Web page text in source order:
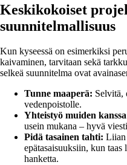
Keskikokoiset
suunnitelmallisuus
Kun kyseessä on esimerkiksi
kaivaminen, tarvitaan sekä
selkeä suunnitelma ovat
Tunne maaperä: Selvitä,
vedenpoistolle.
Yhteistyö muiden
usein mukana – hyvä
Pidä tasainen tahti: Liian
epätasaisuuksiin, kun
hanketta.